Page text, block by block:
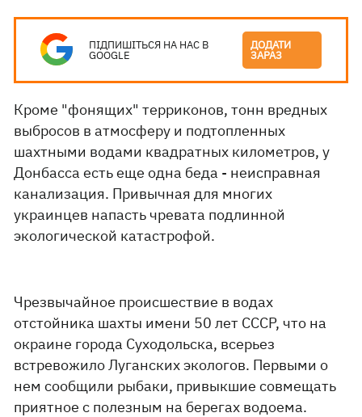
ПІДПИШІТЬСЯ НА НАС В
GOOGLE
ДОДАТИ
ЗАРАЗ
Кроме "фонящих" терриконов, тонн вредных
выбросов в атмосферу и подтопленных
шахтными водами квадратных километров, у
Донбасса есть еще одна беда - неисправная
канализация. Привычная для многих
украинцев напасть чревата подлинной
экологической катастрофой.
Чрезвычайное происшествие в водах
отстойника шахты имени 50 лет СССР, что на
окраине города Суходольска, всерьез
встревожило Луганских экологов. Первыми о
нем сообщили рыбаки, привыкшие совмещать
приятное с полезным на берегах водоема.